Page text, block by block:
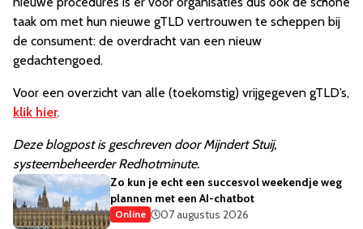
taak om met hun nieuwe gTLD vertrouwen te scheppen bij
de consument: de overdracht van een nieuw
gedachtengoed.
Voor een overzicht van alle (toekomstig) vrijgegeven gTLD’s,
klik hier.
Deze blogpost is geschreven door Mijndert Stuij,
systeembeheerder Redhotminute.
Zo kun je echt een succesvol weekendje weg
plannen met een AI-chatbot
Online
07 augustus 2026